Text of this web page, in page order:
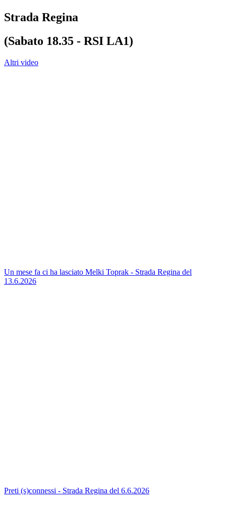
Strada Regina
(Sabato 18.35 - RSI LA1)
Altri video
Un mese fa ci ha lasciato Melki Toprak - Strada Regina del
13.6.2026
Preti (s)connessi - Strada Regina del 6.6.2026